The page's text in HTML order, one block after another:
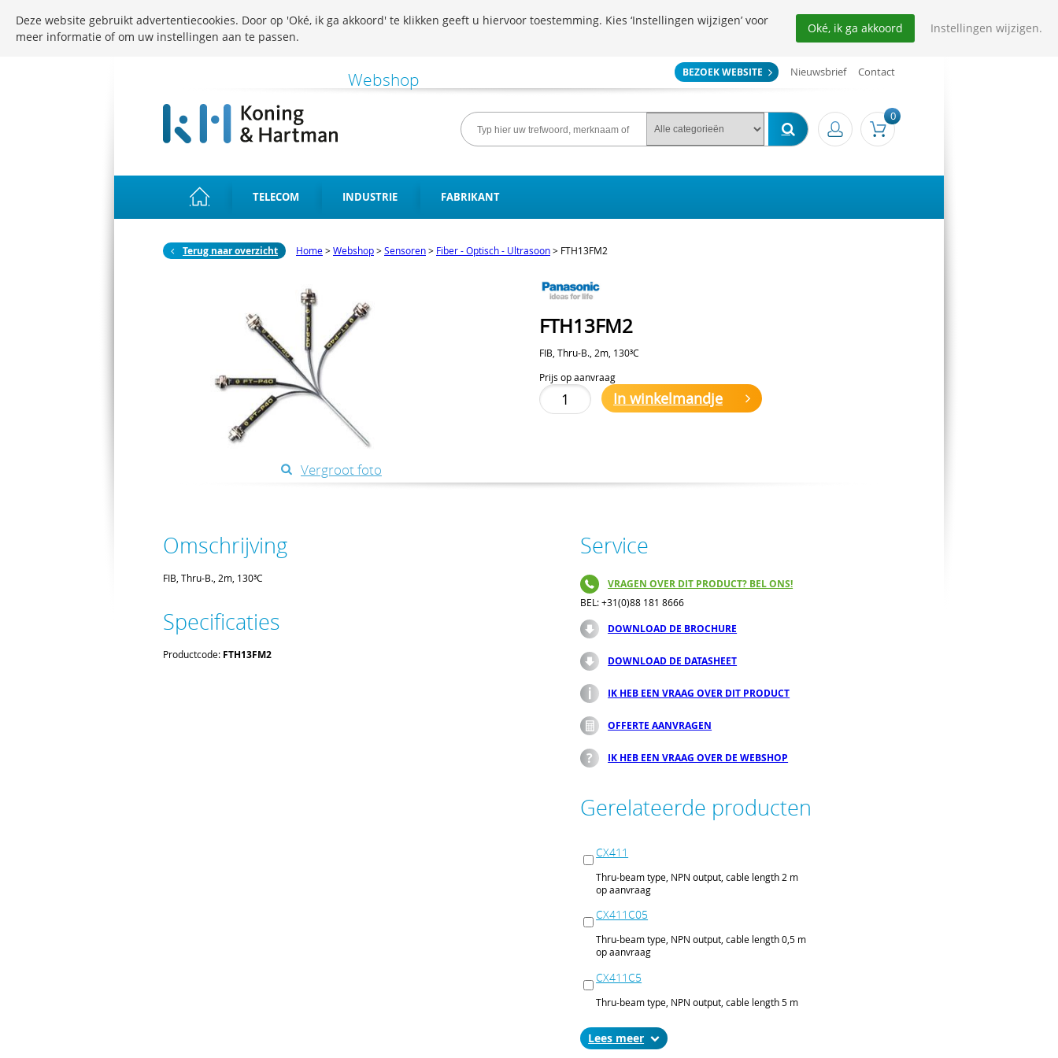
BEZOEK WEBSITE Nieuwsbrief Contact
0
TELECOM INDUSTRIE FABRIKANT
Terug naar overzicht Home>Webshop>Sensoren> Fiber - Optisch - Ultrasoon> FTH13FM2
Vergroot foto
FTH13FM2
FIB, Thru-B., 2m, 130³C
Prijs op aanvraag
In winkelmandje
Omschrijving
FIB, Thru-B., 2m, 130³C
Specificaties
Productcode: FTH13FM2
Service
VRAGEN OVER DIT PRODUCT? BEL ONS!
BEL: +31(0)88 181 8666
DOWNLOAD DE BROCHURE
DOWNLOAD DE DATASHEET
IK HEB EEN VRAAG OVER DIT PRODUCT
OFFERTE AANVRAGEN
IK HEB EEN VRAAG OVER DE WEBSHOP
Gerelateerde producten
CX411
Thru-beam type, NPN output, cable length 2 m
op aanvraag
CX411C05
Thru-beam type, NPN output, cable length 0,5 m
op aanvraag
CX411C5
Thru-beam type, NPN output, cable length 5 m
CX411J
Lees
Deze website gebruikt advertentiecookies. Door op 'Oké, ik ga akkoord' te klikken geeft u hiervoor toestemming. Kies ‘Instellingen wijzigen’ voor
meer informatie of om uw instellingen aan te passen.
Oké, ik ga akkoord Instellingen wijzigen.